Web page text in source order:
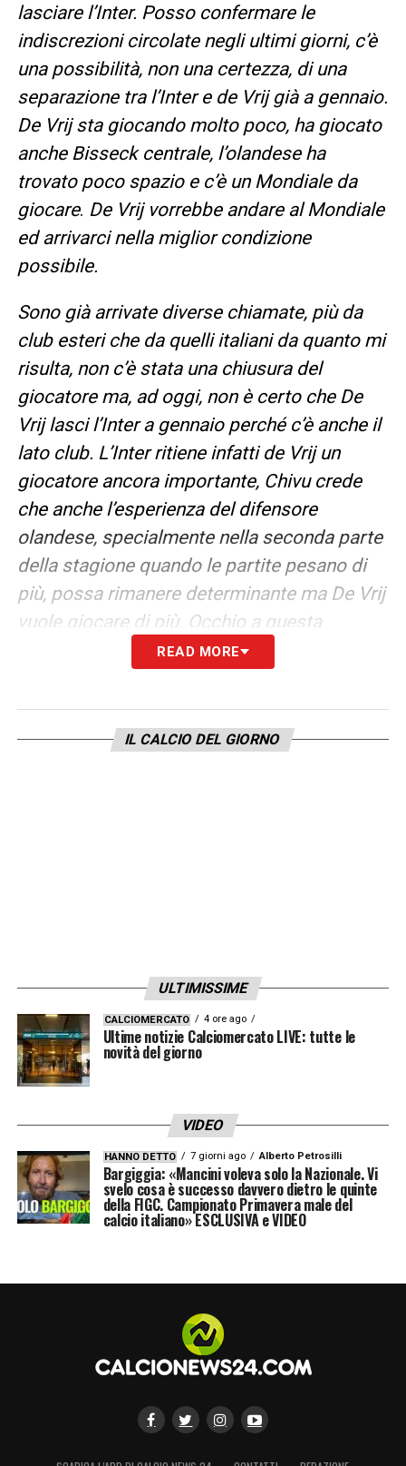
lasciare l’Inter. Posso confermare le
indiscrezioni circolate negli ultimi giorni, c’è
una possibilità, non una certezza, di una
separazione tra l’Inter e de Vrij già a gennaio.
De Vrij sta giocando molto poco, ha giocato
anche Bisseck centrale, l’olandese ha
trovato poco spazio e c’è un Mondiale da
giocare. De Vrij vorrebbe andare al Mondiale
ed arrivarci nella miglior condizione
possibile.
Sono già arrivate diverse chiamate, più da
club esteri che da quelli italiani da quanto mi
risulta, non c’è stata una chiusura del
giocatore ma, ad oggi, non è certo che De
Vrij lasci l’Inter a gennaio perché c’è anche il
lato club. L’Inter ritiene infatti de Vrij un
giocatore ancora importante, Chivu crede
che anche l’esperienza del difensore
olandese, specialmente nella seconda parte
della stagione quando le partite pesano di
più, possa rimanere determinante ma De Vrij
vuole giocare di più. Occhio a questa
situazione da monitorare».
tutte le novità del giorno sul massimo
campionato italiano
READ MORE
IL CALCIO DEL GIORNO
ULTIMISSIME
CALCIOMERCATO 4 ore ago
Ultime notizie Calciomercato LIVE: tutte le
novità del giorno
VIDEO
HANNO DETTO 7 giorni ago Alberto Petrosilli
Bargiggia: «Mancini voleva solo la Nazionale. Vi
svelo cosa è successo davvero dietro le quinte
della FIGC. Campionato Primavera male del
calcio italiano» ESCLUSIVA e VIDEO